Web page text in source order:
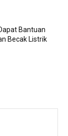
Bantuan
Becak Listrik